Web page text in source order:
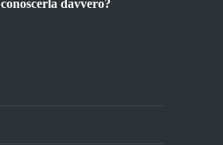
conoscerla davvero?